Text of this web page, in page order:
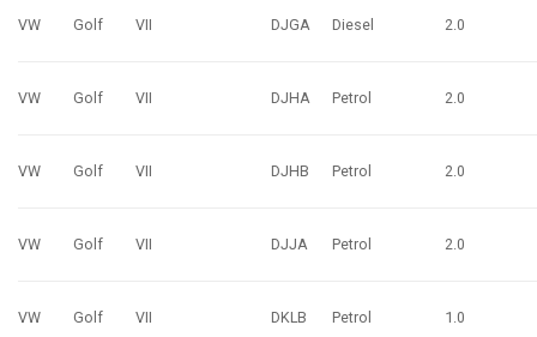
VW Golf VII DJGA Diesel 2.0
VW Golf VII DJHA Petrol 2.0
VW Golf VII DJHB Petrol 2.0
VW Golf VII DJJA Petrol 2.0
VW Golf VII DKLB Petrol 1.0